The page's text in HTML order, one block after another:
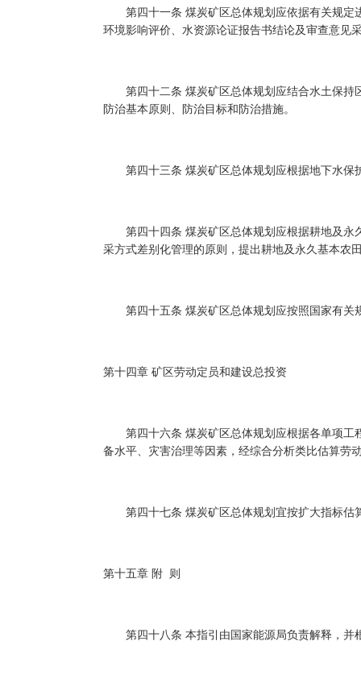
第四十一条 煤炭矿区总体规划应依据有关规定
环境影响评价、水资源论证报告书结论及审查意见
第四十二条 煤炭矿区总体规划应结合水土保持
防治基本原则、防治目标和防治措施。
第四十三条 煤炭矿区总体规划应根据地下水保
第四十四条 煤炭矿区总体规划应根据耕地及永
采方式差别化管理的原则，提出耕地及永久基本农
第四十五条 煤炭矿区总体规划应按照国家有关
第十四章 矿区劳动定员和建设总投资
第四十六条 煤炭矿区总体规划应根据各单项工
备水平、灾害治理等因素，经综合分析类比估算劳
第四十七条 煤炭矿区总体规划宜按扩大指标估
第十五章 附 则
第四十八条 本指引由国家能源局负责解释，并